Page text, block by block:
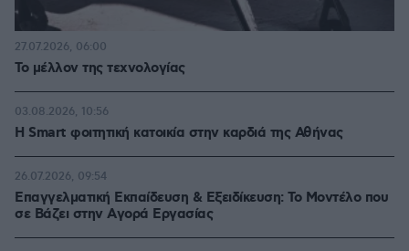
Το μέλλον της τεχνολογίας
27.07.2026, 06:00
Η Smart φοιτητική κατοικία στην καρδιά της Αθήνας
03.08.2026, 10:56
Επαγγελματική Εκπαίδευση & Εξειδίκευση: Το Mοντέλο που
σε Bάζει στην Aγορά Eργασίας
26.07.2026, 09:54